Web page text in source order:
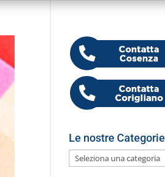
Le nostre Categorie
Le
nostre